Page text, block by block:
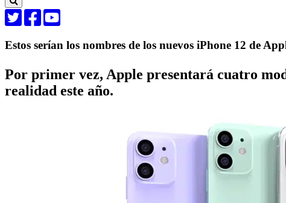
Estos serían los nombres de los nuevos iPhone 12 de
Por primer vez, Apple presentará cuatro
realidad este año.